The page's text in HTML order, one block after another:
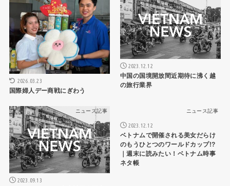
2026.03.23
国際婦人デー商戦にぎわう
2023.12.12
中国の国境開放間近期待に沸く越
の旅行業界
ニュース記事
2023.09.13
ニュース記事
2023.12.12
ベトナムで開催される美女だらけ
のもうひとつのワールドカップ!?
｜週末に読みたい！ベトナム時事
ネタ帳